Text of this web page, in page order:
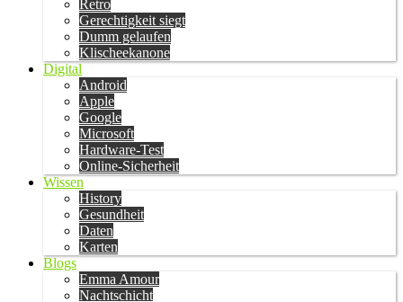
Retro
Gerechtigkeit siegt
Dumm gelaufen
Klischeekanone
Digital
Android
Apple
Google
Microsoft
Hardware-Test
Online-Sicherheit
Wissen
History
Gesundheit
Daten
Karten
Blogs
Emma Amour
Nachtschicht